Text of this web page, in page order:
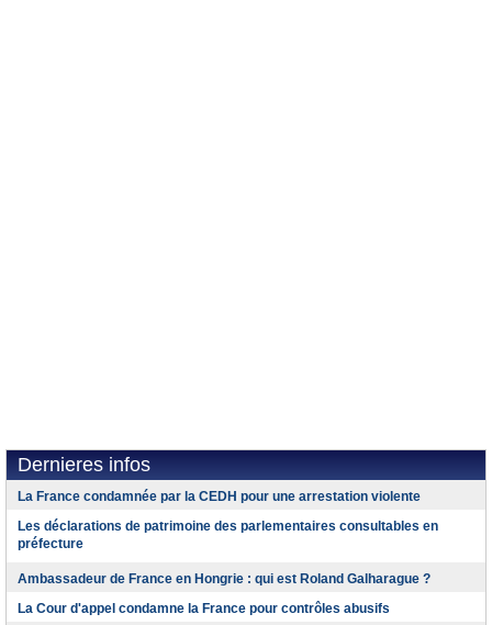
Dernieres infos
La France condamnée par la CEDH pour une arrestation violente
Les déclarations de patrimoine des parlementaires consultables en
préfecture
Ambassadeur de France en Hongrie : qui est Roland Galharague ?
La Cour d'appel condamne la France pour contrôles abusifs